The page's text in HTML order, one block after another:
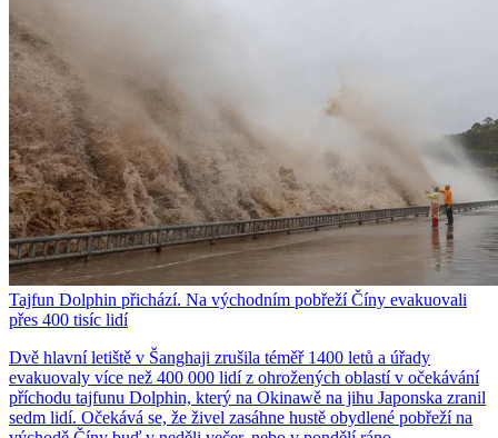
Tajfun Dolphin přichází. Na východním pobřeží Číny evakuovali
přes 400 tisíc lidí
Dvě hlavní letiště v Šanghaji zrušila téměř 1400 letů a úřady
evakuovaly více než 400 000 lidí z ohrožených oblastí v očekávání
příchodu tajfunu Dolphin, který na Okinawě na jihu Japonska zranil
sedm lidí. Očekává se, že živel zasáhne hustě obydlené pobřeží na